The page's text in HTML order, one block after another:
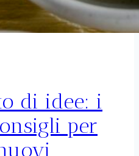
di idee: i
per